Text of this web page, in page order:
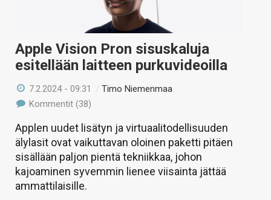
HAKU
Apple Vision Pron sisuskaluja
esitellään laitteen purkuvideoilla
7.2.2024 - 09:31 /Timo Niemenmaa
Kommentit (38)
Applen uudet lisätyn ja virtuaalitodellisuuden
älylasit ovat vaikuttavan oloinen paketti pitäen
sisällään paljon pientä tekniikkaa, johon
kajoaminen syvemmin lienee viisainta jättää
ammattilaisille.